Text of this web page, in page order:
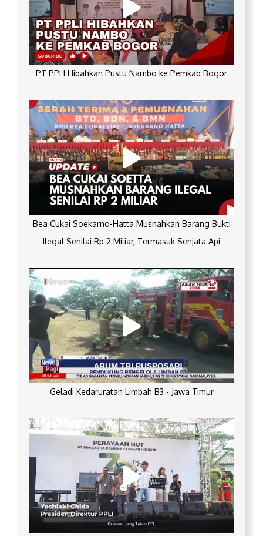
PT PPLI Hibahkan Pustu Nambo ke Pemkab Bogor
Bea Cukai Soekarno-Hatta Musnahkan Barang Bukti
Ilegal Senilai Rp 2 Miliar, Termasuk Senjata Api
Geladi Kedaruratan Limbah B3 - Jawa Timur